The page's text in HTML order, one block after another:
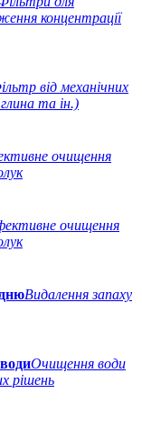
концентрації
від механічних
та ін.)
очищення
очищення
Видалення запаху
Очищення води
рішень